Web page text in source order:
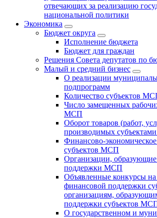
отвечающих за реализацию
национальной политики
Экономика
Бюджет округa
Исполнение бюджета
Бюджет для граждан
Решения Совета депутатов по
Малый и средний бизнес
О реализации
подпрограмм
Количество субъектов
Число замещенных
МСП
Оборот товаров (работ,
производимых
Финансово-экономическое
субъектов МСП
Организации,
поддержки МСП
Объявленные конкурсы на
финансовой поддержки
организациям,
поддержки субъектов
О государственном и